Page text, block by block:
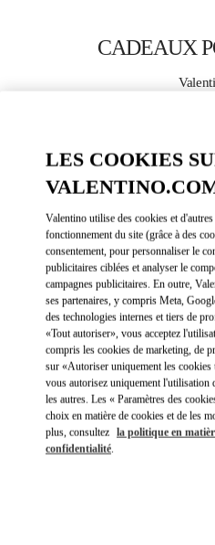
CADEAUX
APPELLE
OBTENIR
LES COOKIES
Valentino utilise des cookies et
fonctionnement du site (grâce à des
consentement, pour personnaliser le
publicitaires ciblées et analyser le
campagnes publicitaires. En outre,
ses partenaires, y compris Meta,
des technologies internes et tiers de
«Tout autoriser», vous acceptez
compris les cookies de marketing, de
sur «Autoriser uniquement les cookies
vous autorisez uniquement l'utilisation
les autres. Les « Paramètres des
choix en matière de cookies et de les
plus, consultez la politique en
confidentialité.